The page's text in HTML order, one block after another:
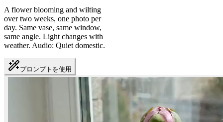
A flower blooming and wilting
over two weeks, one photo per
day. Same vase, same window,
same angle. Light changes with
weather. Audio: Quiet domestic.
プロンプトを使用